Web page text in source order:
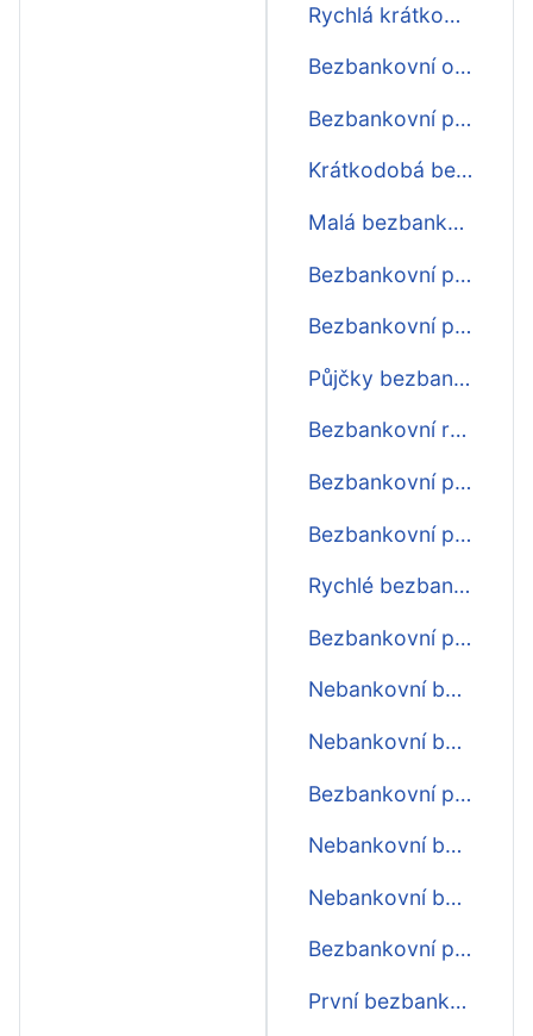
Rychlá krátkodobá bezbankovní půjčka před výplatou
Bezbankovní okamžítá půjčka
Bezbankovní půjčka ještě dnes
Krátkodobá bezbankovní půjčka ihned
Malá bezbankovní půjčka
Bezbankovní půjčka do 10 minut
Bezbankovní půjčka do 15 minut
Půjčky bezbankovní
Bezbankovní rychlo půjčky
Bezbankovní půjčky před výplatou
Bezbankovní půjčky do výplaty
Rychlé bezbankovní půjčky
Bezbankovní půjčky ihned na účet
Nebankovní bezbankovní půjčky
Nebankovní bezbankovní půjčky ihned
Bezbankovní půjčky online ihned
Nebankovní bezbankovní půjčka online
Nebankovní bezbankovní půjčky online
Bezbankovní půjčky online
První bezbankovní půjčky zdarma